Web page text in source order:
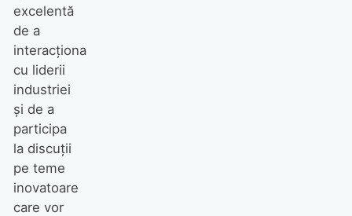
excelentă
de a
interacționa
cu liderii
industriei
și de a
participa
la discuții
pe teme
inovatoare
care vor